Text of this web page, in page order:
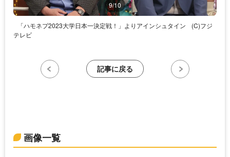
9/10
「ハモネプ2023大学日本一決定戦！」よりアインシュタイン
(C)フジ
テレビ
記事に戻る
画像一覧